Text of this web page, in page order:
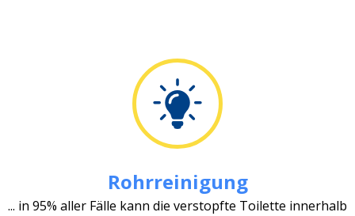
Rohrreinigung
... in 95% aller Fälle kann die verstopfte Toilette innerhalb